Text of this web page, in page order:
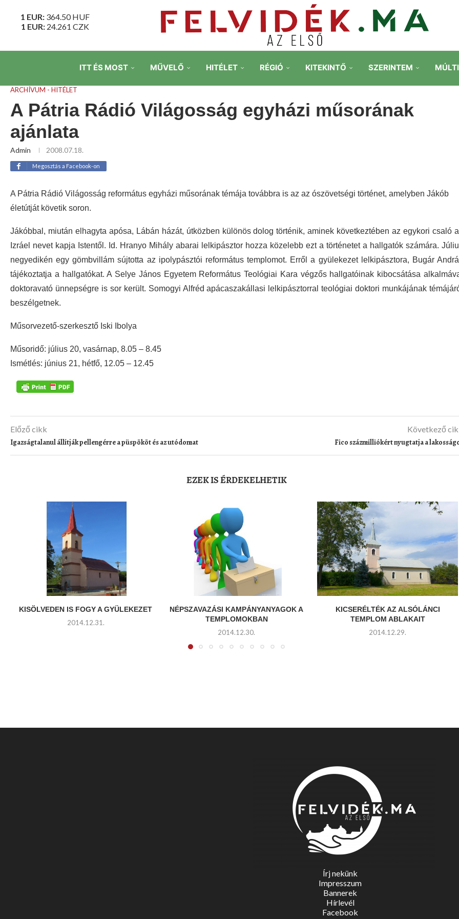
1 EUR: 364.50HUF
1 EUR: 24.261 CZK
ITT ÉS MOST MŰVELŐ HITÉLET RÉGIÓ KITEKINTŐ SZERINTEM
ARCHÍVUM - HITÉLET
A Pátria Rádió Világosság egyházi műsorának
ajánlata
Admin 2008.07.18.
Megosztás a Facebook-on
A Pátria Rádió Világosság református egyházi műsorának témája továbbra is az az ószövetségi történet, amelyben Jákób
életútját követik soron.
Jákóbbal, miután elhagyta apósa, Lábán házát, útközben különös dolog történik, aminek következtében az egykori csaló
Izráel nevet kapja Istentől. Id. Hranyo Mihály abarai lelkipásztor hozza közelebb ezt a történetet a hallgatók számára.
negyedikén egy gömbvillám sújtotta az ipolypásztói református templomot. Erről a gyülekezet lelkipásztora, Bugár
tájékoztatja a hallgatókat. A Selye János Egyetem Református Teológiai Kara végzős hallgatóinak kibocsátása
doktoravató ünnepségre is sor került. Somogyi Alfréd apácaszakállasi lelkipásztorral teológiai doktori munkájának
beszélgetnek.
Műsorvezető-szerkesztő Iski Ibolya
Műsoridő: július 20, vasárnap, 8.05 – 8.45
Ismétlés: június 21, hétfő, 12.05 – 12.45
Előző cikk
Igazságtalanul állítják pellengérre a püspököt és az utódomat
Következő
Fico százmilliókért nyugtatja a
EZEK IS ÉRDEKELHETIK
KISÖLVEDEN IS FOGY A GYÜLEKEZET
2014.12.31.
NÉPSZAVAZÁSI KAMPÁNYANYAGOK A
TEMPLOMOKBAN
2014.12.30.
KICSERÉLTÉK AZ ALSÓLÁNCI
TEMPLOM ABLAKAIT
2014.12.29.
Írj nekünk
Impresszum
Bannerek
Hírlevél
Facebook